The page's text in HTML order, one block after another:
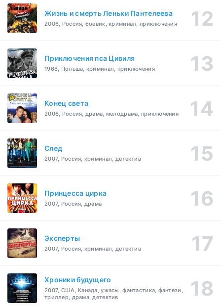
Жизнь и смерть Леньки Пантелеева
2006, Россия, боевик, криминал, приключения
Приключения пса Цивиля
1968, Польша, криминал, приключения
Конец света
2006, Россия, драма, мелодрама, приключения
След
2007, Россия, криминал, детектив
Принцесса цирка
2007, Россия, драма
Эксперты
2007, Россия, криминал, детектив
Хроники будущего
2007, США, Канада, ужасы, фантастика, фэнтези,
триллер, драма, детектив